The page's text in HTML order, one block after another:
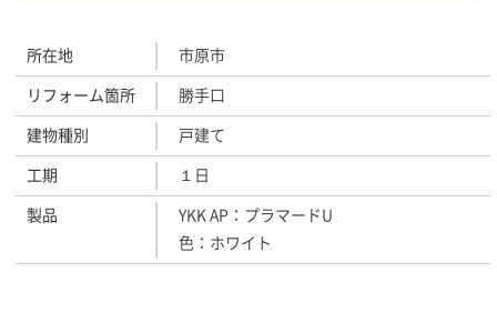
所在地 市原市
リフォーム箇所 勝手口
建物種別 戸建て
工期 １日
製品
YKK AP：プラマードU
色：ホワイト